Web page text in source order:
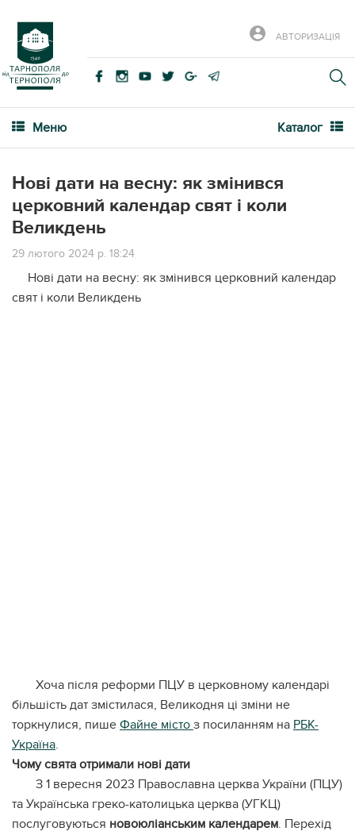
АВТОРИЗАЦІЯ
Меню Каталог
Нові дати на весну: як змінився
церковний календар свят і коли
Великдень
29 лютого 2024 р. 18:24
Нові дати на весну: як змінився церковний календар
свят і коли Великдень
Хоча після реформи ПЦУ в церковному календарі
більшість дат змістилася, Великодня ці зміни не
торкнулися, пише Файне місто з посиланням на РБК-
Україна.
Чому свята отримали нові дати
З 1 вересня 2023 Православна церква України (ПЦУ)
та Українська греко-католицька церква (УГКЦ)
послуговуються новоюліанським календарем. Перехід